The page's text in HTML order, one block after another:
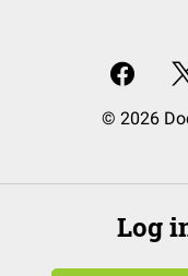
© 2026
Log